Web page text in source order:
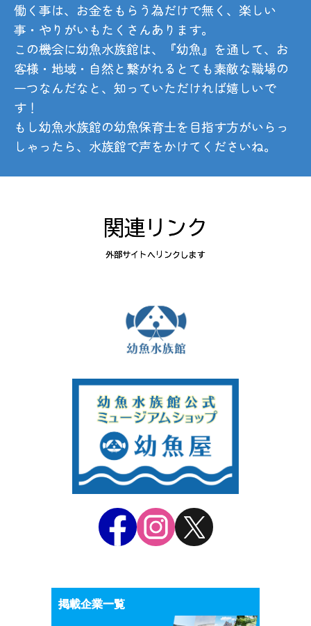
働く事は、お金をもらう為だけで無く、楽しい
事・やりがいもたくさんあります。
この機会に幼魚水族館は、『幼魚』を通して、お
客様・地域・自然と繋がれるとても素敵な職場の
一つなんだなと、知っていただければ嬉しいで
す！
もし幼魚水族館の幼魚保育士を目指す方がいらっ
しゃったら、水族館で声をかけてくださいね。
関連リンク
外部サイトへリンクします
掲載企業一覧